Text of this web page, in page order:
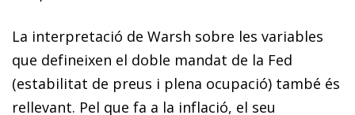
La interpretació de Warsh sobre les variables
que defineixen el doble mandat de la Fed
(estabilitat de preus i plena ocupació) també és
rellevant. Pel que fa a la inflació, el seu